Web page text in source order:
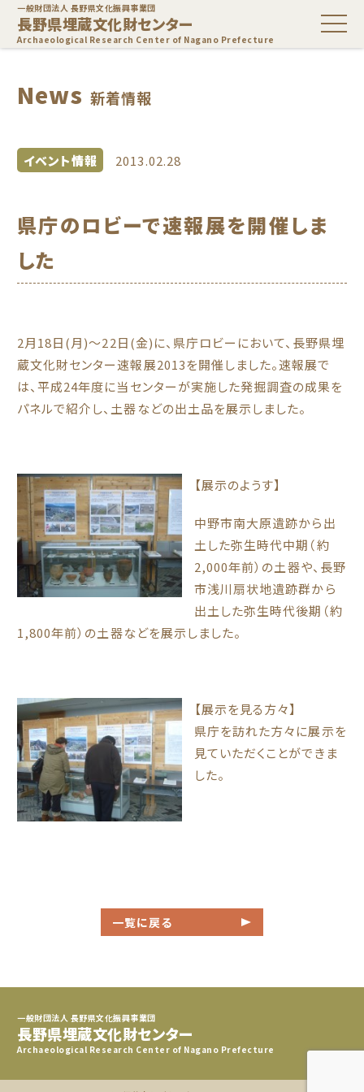
一般財団法人 長野県文化振興事業団
長野県埋蔵文化財センター
Archaeological Research Center of Nagano Prefecture
News 新着情報
イベント情報 2013.02.28
県庁のロビーで速報展を開催しま
した
2月18日(月)～22日(金)に、県庁ロビーにおいて、長野県埋
蔵文化財センター速報展2013を開催しました。速報展で
は、平成24年度に当センターが実施した発掘調査の成果を
パネルで紹介し、土器などの出土品を展示しました。
【展示のようす】
中野市南大原遺跡から出
土した弥生時代中期（約
2,000年前）の土器や、長野
市浅川扇状地遺跡群から
出土した弥生時代後期（約
1,800年前）の土器などを展示しました。
【展示を見る方々】
県庁を訪れた方々に展示を
見ていただくことができま
した。
一覧に戻る
一般財団法人 長野県文化振興事業団
長野県埋蔵文化財センター
Archaeological Research Center of Nagano Prefecture